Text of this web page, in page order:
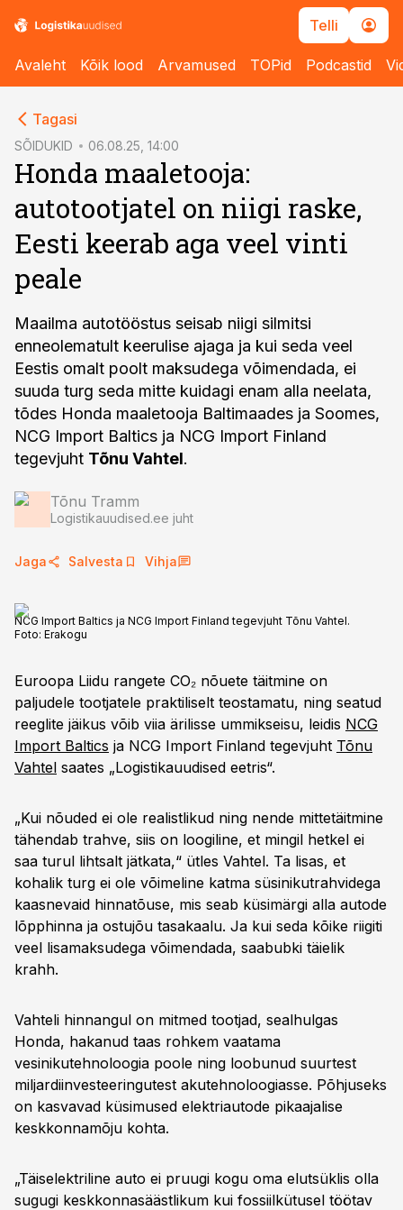
Telli
Avaleht Kõik lood Arvamused TOPid Podcastid
Tagasi
SÕIDUKID 06.08.25, 14:00
Honda maaletooja:
autotootjatel on niigi raske,
Eesti keerab aga veel vinti
peale
Maailma autotööstus seisab niigi silmitsi
enneolematult keerulise ajaga ja kui seda veel
Eestis omalt poolt maksudega võimendada, ei
suuda turg seda mitte kuidagi enam alla neelata,
tõdes Honda maaletooja Baltimaades ja Soomes,
NCG Import Baltics ja NCG Import Finland
tegevjuht Tõnu Vahtel.
Tõnu Tramm
Logistikauudised.ee juht
Jaga Salvesta Vihja
NCG Import Baltics ja NCG Import Finland tegevjuht Tõnu Vahtel.
Foto: Erakogu
Euroopa Liidu rangete CO₂ nõuete täitmine on
paljudele tootjatele praktiliselt teostamatu, ning seatud
reeglite jäikus võib viia ärilisse ummikseisu, leidis NCG
Import Baltics ja NCG Import Finland tegevjuht Tõnu
Vahtel saates „Logistikauudised eetris“.
„Kui nõuded ei ole realistlikud ning nende mittetäitmine
tähendab trahve, siis on loogiline, et mingil hetkel ei
saa turul lihtsalt jätkata,“ ütles Vahtel. Ta lisas, et
kohalik turg ei ole võimeline katma süsinikutrahvidega
kaasnevaid hinnatõuse, mis seab küsimärgi alla autode
lõpphinna ja ostujõu tasakaalu. Ja kui seda kõike riigiti
veel lisamaksudega võimendada, saabubki täielik
krahh.
Vahteli hinnangul on mitmed tootjad, sealhulgas
Honda, hakanud taas rohkem vaatama
vesinikutehnoloogia poole ning loobunud suurtest
miljardiinvesteeringutest akutehnoloogiasse. Põhjuseks
on kasvavad küsimused elektriautode pikaajalise
keskkonnamõju kohta.
„Täiselektriline auto ei pruugi kogu oma elutsüklis olla
sugugi keskkonnasäästlikum kui fossiilkütusel töötav